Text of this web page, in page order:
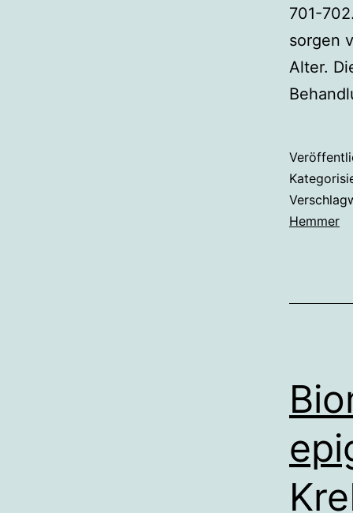
701-
sorgen
Alter.
Hemmer